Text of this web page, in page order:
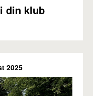
din klub
2025